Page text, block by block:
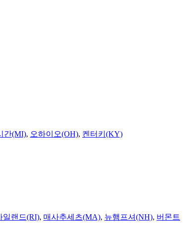
간(MI), 오하이오(OH), 켄터키(KY)
일랜드(RI), 매사추세츠(MA), 뉴햄프셔(NH), 버몬트